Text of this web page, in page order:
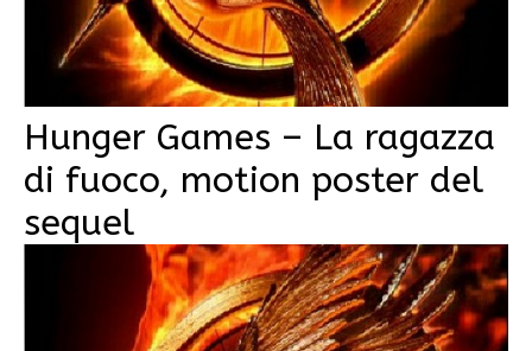
Hunger Games – La ragazza
di fuoco, motion poster del
sequel